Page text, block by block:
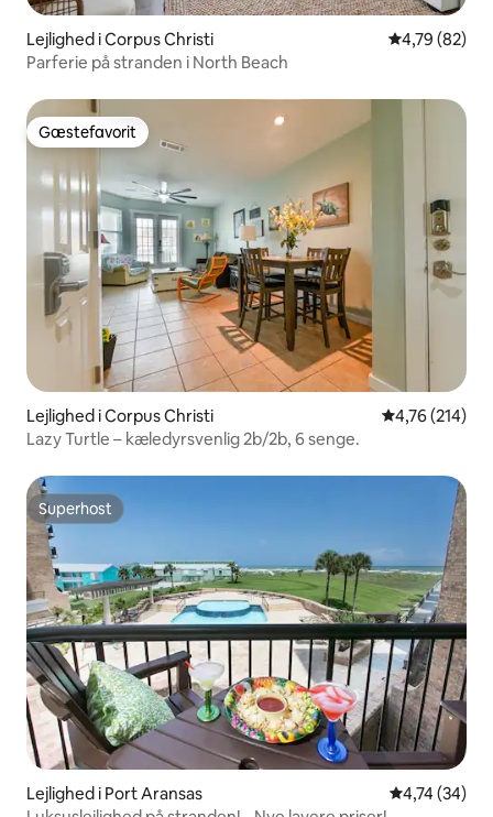
Lejlighed i Corpus Christi 4,79 ud af 5 i
4,79 (82)
Parferie på stranden i North Beach
Gæstefavorit
Gæstefavorit
Lejlighed i Corpus Christi 4,76 ud af 5 i
4,76 (214)
Lazy Turtle – kæledyrsvenlig 2b/2b, 6 senge.
Superhost
Superhost
Lejlighed i Port Aransas 4,74 ud af 5
4,74 (34)